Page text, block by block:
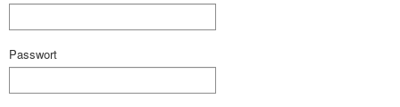
Passwort